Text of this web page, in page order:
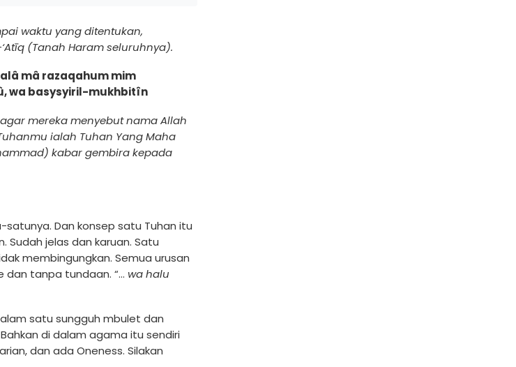
waktu yang ditentukan,
(Tanah Haram seluruhnya).
mâ razaqahum mim
wa basysyiril-mukhbitîn
mereka menyebut nama Allah
ialah Tuhan Yang Maha
kabar gembira kepada
Dan konsep satu Tuhan itu
jelas dan karuan. Satu
membingungkan. Semua urusan
tanpa tundaan. “... wa halu
satu sungguh mbulet dan
di dalam agama itu sendiri
dan ada Oneness. Silakan